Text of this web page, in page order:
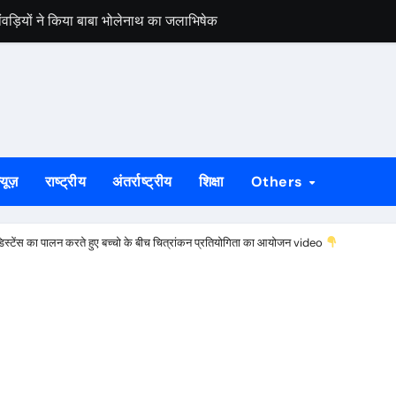
ने किया बाबा भोलेनाथ का जलाभिषेक
मांगू ईचागुटू और प्रतिका महतो रहे प्रथम
मना विश्व आदिवासी दिवस
से बरामद, गुवा पुलिस ने सकुशल लौटाया
का रेस्क्यू, धान रोपनी के लिए जा रही थीं राउरकेला
राष्ट्रीय अंतर्राष्ट्रीय शिक्षा Others
का पालन करते हुए बच्चो के बीच चित्रांकन प्रतियोगिता का आयोजन video